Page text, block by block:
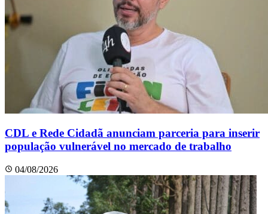
CDL e Rede Cidadã anunciam parceria para inserir
população vulnerável no mercado de trabalho
04/08/2026